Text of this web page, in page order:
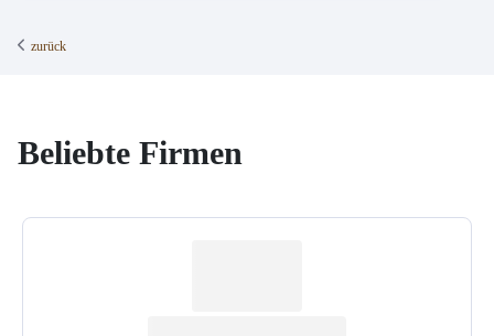
zurück
Beliebte Firmen